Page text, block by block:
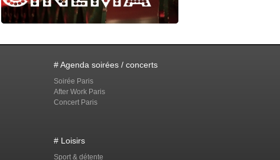
# Agenda soirées / concerts
Soirée Paris
After Work Paris
Concert Paris
# Loisirs
Sport & détente